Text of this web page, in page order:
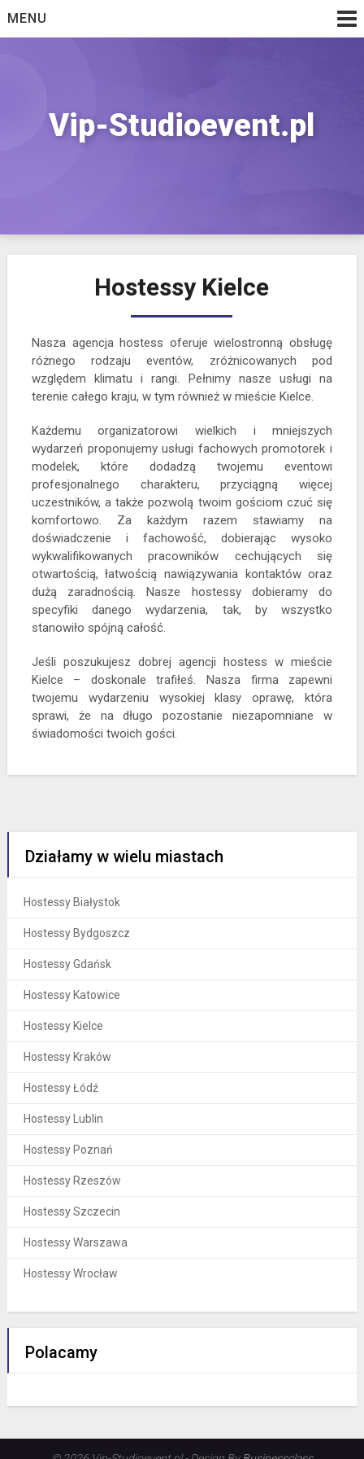
toMENU
Vip-Studioevent.pl
Hostessy Kielce
Nasza agencja hostess oferuje wielostronną obsługę
różnego rodzaju eventów, zróżnicowanych pod
względem klimatu i rangi. Pełnimy nasze usługi na
terenie całego kraju, w tym również w mieście Kielce.
Każdemu organizatorowi wielkich i mniejszych
wydarzeń proponujemy usługi fachowych promotorek i
modelek, które dodadzą twojemu eventowi
profesjonalnego charakteru, przyciągną więcej
uczestników, a także pozwolą twoim gościom czuć się
komfortowo. Za każdym razem stawiamy na
doświadczenie i fachowość, dobierając wysoko
wykwalifikowanych pracowników cechujących się
otwartością, łatwością nawiązywania kontaktów oraz
dużą zaradnością. Nasze hostessy dobieramy do
specyfiki danego wydarzenia, tak, by wszystko
stanowiło spójną całość.
Jeśli poszukujesz dobrej agencji hostess w mieście
Kielce – doskonale trafiłeś. Nasza firma zapewni
twojemu wydarzeniu wysokiej klasy oprawę, która
sprawi, że na długo pozostanie niezapomniane w
świadomości twoich gości.
Działamy w wielu miastach
Hostessy Białystok
Hostessy Bydgoszcz
Hostessy Gdańsk
Hostessy Katowice
Hostessy Kielce
Hostessy Kraków
Hostessy Łódź
Hostessy Lublin
Hostessy Poznań
Hostessy Rzeszów
Hostessy Szczecin
Hostessy Warszawa
Hostessy Wrocław
Polacamy